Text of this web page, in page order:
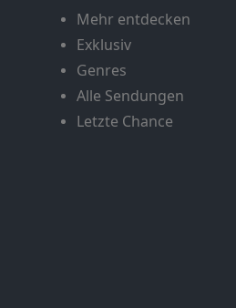
Mehr entdecken
Exklusiv
Genres
Alle Sendungen
Letzte Chance